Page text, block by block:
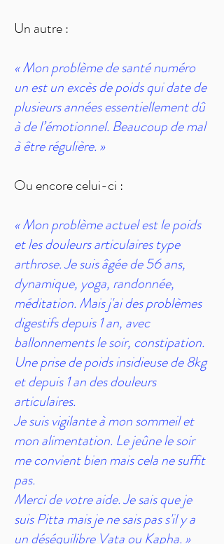
Un autre :
« Mon problème de santé numéro
un est un excès de poids qui date de
plusieurs années essentiellement dû
à de l’émotionnel. Beaucoup de mal
à être régulière. »
Ou encore celui-ci :
« Mon problème actuel est le poids
et les douleurs articulaires type
arthrose. Je suis âgée de 56 ans,
dynamique, yoga, randonnée,
méditation. Mais j'ai des problèmes
digestifs depuis 1 an, avec
ballonnements le soir, constipation.
Une prise de poids insidieuse de 8kg
et depuis 1 an des douleurs
articulaires.
Je suis vigilante à mon sommeil et
mon alimentation. Le jeûne le soir
me convient bien mais cela ne suffit
pas.
Merci de votre aide. Je sais que je
suis Pitta mais je ne sais pas s'il y a
un déséquilibre Vata ou Kapha. »